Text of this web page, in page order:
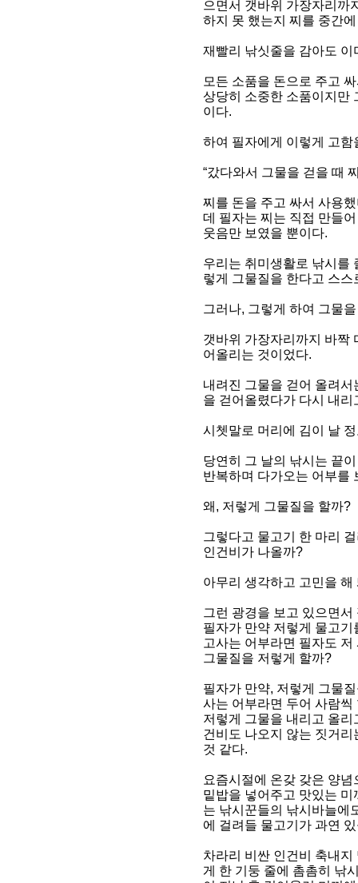
으면서 갯바위 가장자리까
하지 못 했는지 찌를 중간
재빨리 낚싯줄을 감아도
모든 소품을 돈으로 주고
상당히 소중한 소품이지만
이다.
하여 필자에게 이렇게 고
“갔다와서 그물을 걷을 때
찌를 돈을 주고 싸서 사용
데 필자는 찌는 직접 만들
웃음만 보였을 뿐이다.
우리는 취미생활로 낚시를
렇게 그물질을 한다고 스
그러나, 그렇게 하여 그물
갯바위 가장자리까지 바짝
어올리는 것이었다.
내려진 그물을 걷어 올려
을 걷어올렸다가 다시 내리
시쳇말로 머리에 김이 날
당연히 그 날의 낚시는 끝
반복하며 다가오는 어부를
왜, 저렇게 그물질을 할까?
그렇다고 물고기 한 마리
인건비가 나올까?
아무리 생각하고 고민을
그런 광경을 보고 있으면
필자가 만약 저렇게 물고기
고사는 어부라면 필자도 저
그물질을 저렇게 할까?
필자가 만약, 저렇게 그물
사는 어부라면 두어 사람씩
저렇게 그물을 내리고 올리
건비도 나오지 않는 짓거리
것 같다.
요즘시절에 온갖 갖은 양념
밑밥을 넣어주고 맛있는 미
는 낚시꾼들의 낚시바늘에
에 걸려들 물고기가 과연
차라리 비싼 인건비 축내
게 한 기둥 줄에 촘촘히 낚